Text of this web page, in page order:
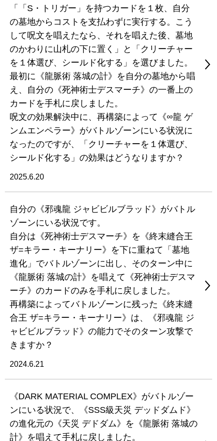
「「S・トリガー」を持つカードを１枚、自分
の墓地からコストを支払わずに実行する。こう
して呪文を唱えたなら、それを唱えた後、墓地
のかわりに山札の下に置く」と「クリーチャー
を１体選び、シールド化する」を選びました。
最初に《龍脈術 落城の計》を自分の墓地から唱
え、自分の《死神術士デスマーチ》の一番上の
カードを手札に戻しました。
呪文の効果解決中に、再構築によって《∞龍 ゲ
ンムエンペラー》がバトルゾーンにいる状況に
なったのですが、「クリーチャーを１体選び、
シールド化する」の効果はどうなりますか？
2025.6.20
自分の《邪魂龍 ジャビビルブラッド》がバトル
ゾーンにいる状況です。
自分は《死神術士デスマーチ》を《終末縫合王
ザ=キラー・キーナリー》を下に重ねて「墓地
進化」でバトルゾーンに出し、そのターン中に
《龍脈術 落城の計》を唱えて《死神術士デスマ
ーチ》のカードのみを手札に戻しました。
再構築によってバトルゾーンに残った《終末縫
合王 ザ=キラー・キーナリー》は、《邪魂龍 ジ
ャビビルブラッド》の能力でそのターン攻撃で
きますか？
2024.6.21
《DARK MATERIAL COMPLEX》がバトルゾー
ンにいる状況で、《SSS級天災 デッドダムド》
の進化元の《天災 デドダム》を《龍脈術 落城の
計》を唱えて手札に戻しました。